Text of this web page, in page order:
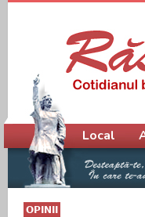
OPINII
Meniu principal
Local